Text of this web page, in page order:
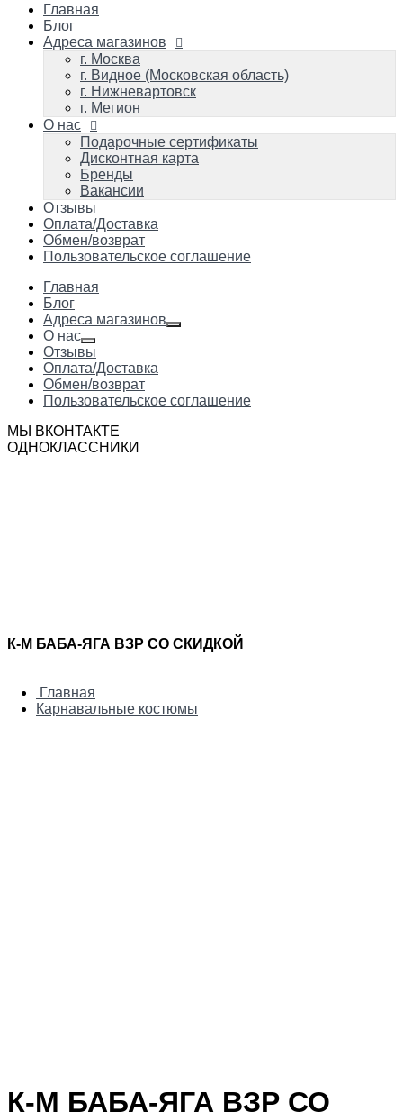
Главная
Блог
Адреса магазинов
г. Москва
г. Видное (Московская область)
г. Нижневартовск
г. Мегион
О нас
Подарочные сертификаты
Дисконтная карта
Бренды
Вакансии
Отзывы
Оплата/Доставка
Обмен/возврат
Пользовательское соглашение
Главная
Блог
Адреса магазинов
О нас
Отзывы
Оплата/Доставка
Обмен/возврат
Пользовательское соглашение
МЫ ВКОНТАКТЕ
ОДНОКЛАССНИКИ
К-М БАБА-ЯГА ВЗР СО СКИДКОЙ
Главная
Карнавальные костюмы
К-М БАБА-ЯГА ВЗР СО